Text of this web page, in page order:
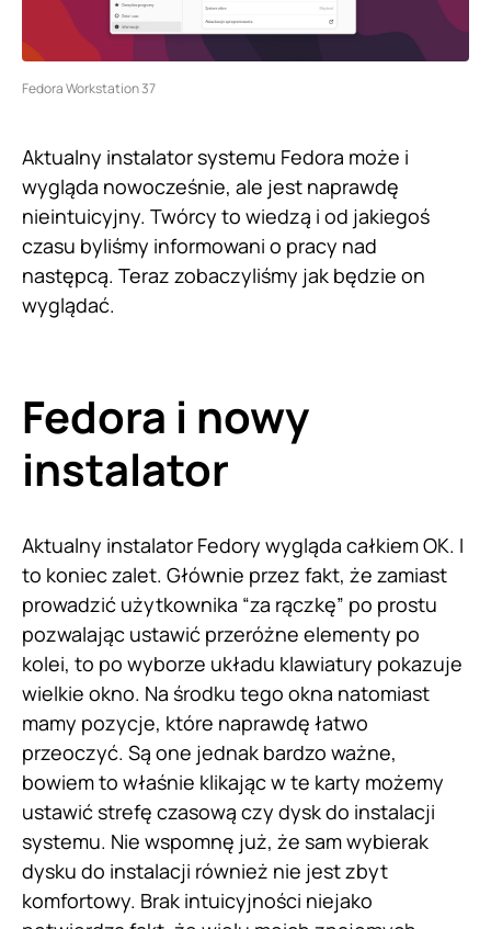
Fedora Workstation 37
Aktualny instalator systemu Fedora może i
wygląda nowocześnie, ale jest naprawdę
nieintuicyjny. Twórcy to wiedzą i od jakiegoś
czasu byliśmy informowani o pracy nad
następcą. Teraz zobaczyliśmy jak będzie on
wyglądać.
Fedora i nowy
instalator
Aktualny instalator Fedory wygląda całkiem OK. I
to koniec zalet. Głównie przez fakt, że zamiast
prowadzić użytkownika “za rączkę” po prostu
pozwalając ustawić przeróżne elementy po
kolei, to po wyborze układu klawiatury pokazuje
wielkie okno. Na środku tego okna natomiast
mamy pozycje, które naprawdę łatwo
przeoczyć. Są one jednak bardzo ważne,
bowiem to właśnie klikając w te karty możemy
ustawić strefę czasową czy dysk do instalacji
systemu. Nie wspomnę już, że sam wybierak
dysku do instalacji również nie jest zbyt
komfortowy. Brak intuicyjności niejako